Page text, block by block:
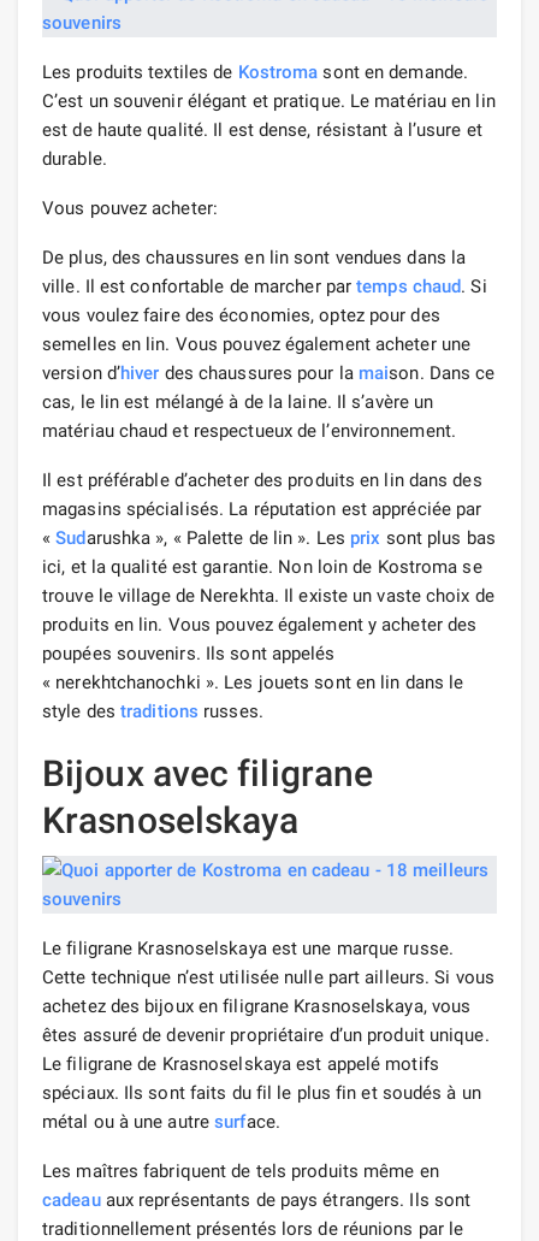
Les produits textiles de Kostroma sont en demande.
C’est un souvenir élégant et pratique. Le matériau en lin
est de haute qualité. Il est dense, résistant à l’usure et
durable.
Vous pouvez acheter:
De plus, des chaussures en lin sont vendues dans la
ville. Il est confortable de marcher partemps chaud. Si
vous voulez faire des économies, optez pour des
semelles en lin. Vous pouvez également acheter une
version d’hiver des chaussures pour la maison. Dans ce
cas, le lin est mélangé à de la laine. Il s’avère un
matériau chaud et respectueux de l’environnement.
Il est préférable d’acheter des produits en lin dans des
magasins spécialisés. La réputation est appréciée par
«Sudarushka », « Palette de lin ». Les prix sont plus bas
ici, et la qualité est garantie. Non loin de Kostroma se
trouve le village de Nerekhta. Il existe un vaste choix de
produits en lin. Vous pouvez également y acheter des
poupées souvenirs. Ils sont appelés
« nerekhtchanochki ». Les jouets sont en lin dans le
style des traditions russes.
Bijoux avec filigrane
Krasnoselskaya
Le filigrane Krasnoselskaya est une marque russe.
Cette technique n’est utilisée nulle part ailleurs. Si vous
achetez des bijoux en filigrane Krasnoselskaya, vous
êtes assuré de devenir propriétaire d’un produit unique.
Le filigrane de Krasnoselskaya est appelé motifs
spéciaux. Ils sont faits du fil le plus fin et soudés à un
métal ou à une autresurface.
Les maîtres fabriquent de tels produits même en
cadeauaux représentants de pays étrangers. Ils sont
traditionnellement présentés lors de réunions par le